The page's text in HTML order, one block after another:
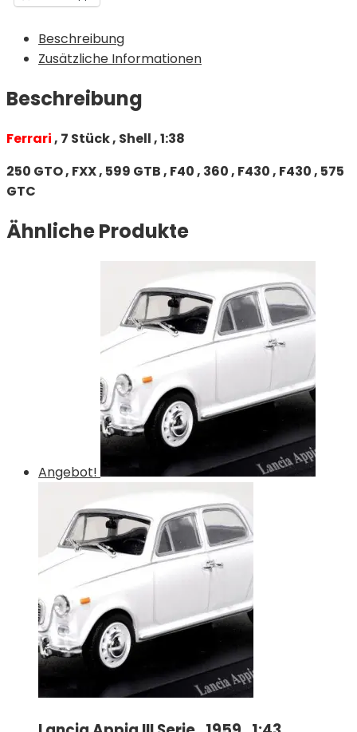
Beschreibung
Zusätzliche Informationen
Beschreibung
Ferrari, 7 Stück , Shell , 1:38
250 GTO , FXX , 599 GTB , F40 , 360 , F430 , F430 , 575
GTC
Ähnliche Produkte
Angebot!